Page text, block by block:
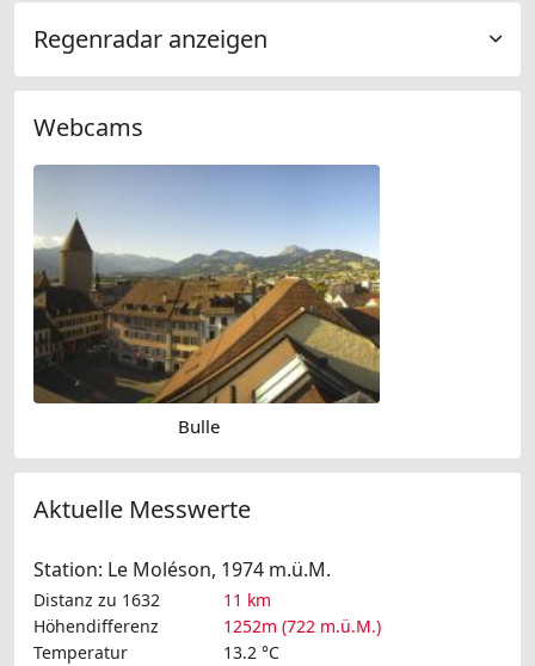
Regenradar anzeigen
Webcams
Bulle
Aktuelle Messwerte
Station: Le Moléson, 1974 m.ü.M.
Distanz zu 1632
11 km
Höhendifferenz
1252m (722 m.ü.M.)
Temperatur
13.2 °C